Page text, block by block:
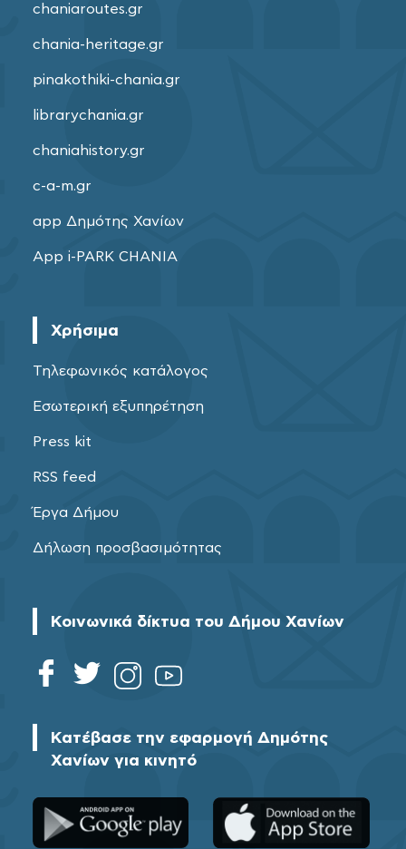
chaniaroutes.gr
chania-heritage.gr
pinakothiki-chania.gr
librarychania.gr
chaniahistory.gr
c-a-m.gr
app Δημότης Χανίων
App i-PARK CHANIA
Χρήσιμα
Τηλεφωνικός κατάλογος
Εσωτερική εξυπηρέτηση
Press kit
RSS feed
Έργα Δήμου
Δήλωση προσβασιμότητας
Κοινωνικά δίκτυα του Δήμου Χανίων
Κατέβασε την εφαρμογή Δημότης
Χανίων για κινητό